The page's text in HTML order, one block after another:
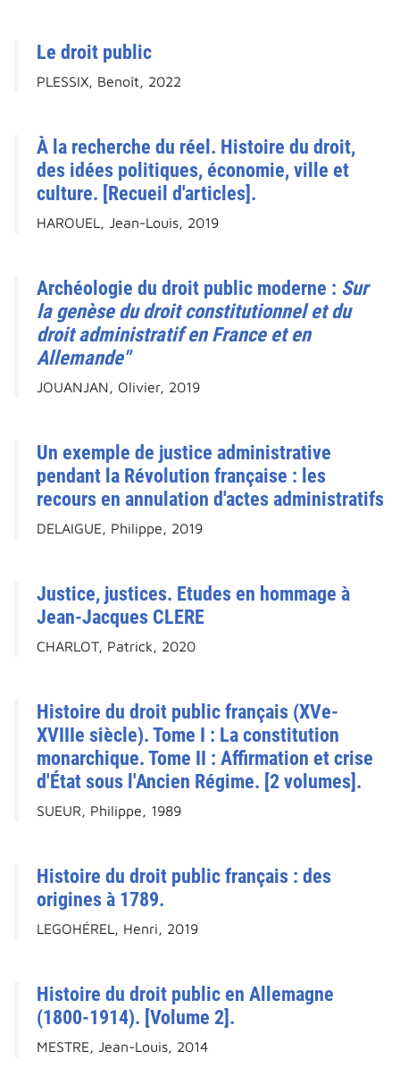
Le droit public
PLESSIX, Benoît, 2022
À la recherche du réel. Histoire du droit,
des idées politiques, économie, ville et
culture. [Recueil d'articles].
HAROUEL, Jean-Louis, 2019
Archéologie du droit public moderne : Sur
la genèse du droit constitutionnel et du
droit administratif en France et en
Allemande"
JOUANJAN, Olivier, 2019
Un exemple de justice administrative
pendant la Révolution française : les
recours en annulation d'actes administratifs
DELAIGUE, Philippe, 2019
Justice, justices. Etudes en hommage à
Jean-Jacques CLERE
CHARLOT, Patrick, 2020
Histoire du droit public français (XVe-
XVIIIe siècle). Tome I : La constitution
monarchique. Tome II : Affirmation et crise
d'État sous l'Ancien Régime. [2 volumes].
SUEUR, Philippe, 1989
Histoire du droit public français : des
origines à 1789.
LEGOHÉREL, Henri, 2019
Histoire du droit public en Allemagne
(1800-1914). [Volume 2].
MESTRE, Jean-Louis, 2014